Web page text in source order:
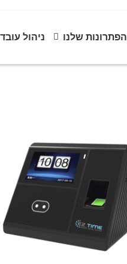
ניהול הפתרונות שלנו